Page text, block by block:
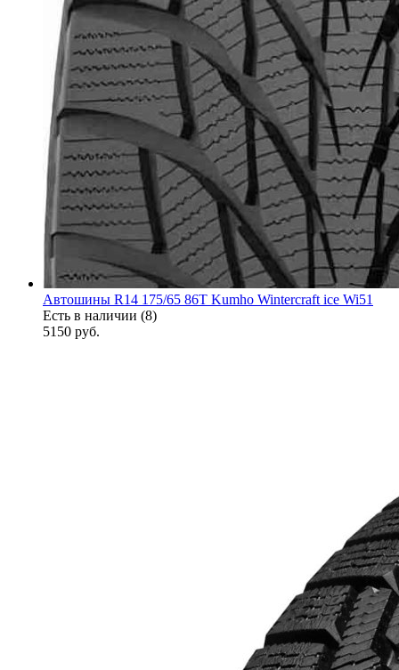
Автошины R14 175/65 86T Kumho Wintercraft ice Wi51
Есть в наличии (8)
5150 руб.